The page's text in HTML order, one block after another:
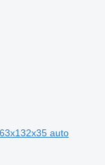
auto